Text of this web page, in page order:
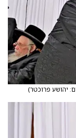
יהושע פרוכטר)